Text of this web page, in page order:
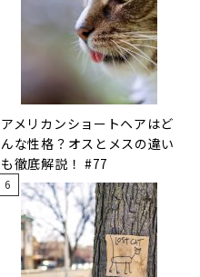
アメリカンショートヘアはど
んな性格？オスとメスの違い
も徹底解説！ #77